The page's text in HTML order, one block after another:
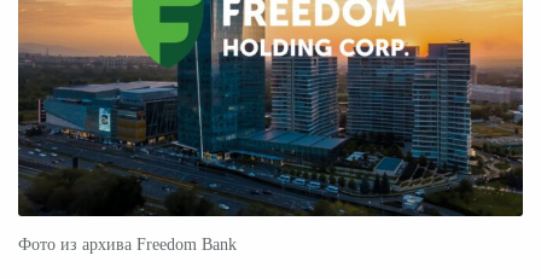
Фото из архива Freedom Bank